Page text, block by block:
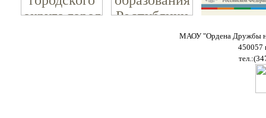
МАОУ "Ордена Дружбы
450057